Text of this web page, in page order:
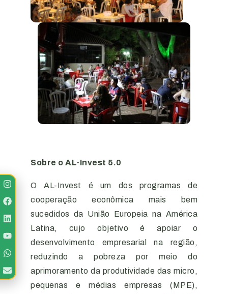
Sobre o AL-Invest 5.0
O AL-Invest é um dos programas de
cooperação econômica mais bem
sucedidos da União Europeia na América
Latina, cujo objetivo é apoiar o
desenvolvimento empresarial na região,
reduzindo a pobreza por meio do
aprimoramento da produtividade das micro,
pequenas e médias empresas (MPE),